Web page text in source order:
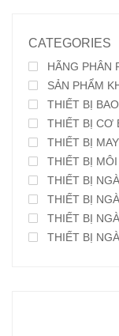
CATEGORIES
HÃNG PHÂN
SẢN PHẨM
THIẾT BỊ
THIẾT BỊ CƠ
THIẾT BỊ
THIẾT BỊ
THIẾT BỊ
THIẾT BỊ
THIẾT BỊ
THIẾT BỊ